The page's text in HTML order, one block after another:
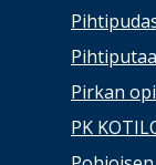
Pirkan
PK